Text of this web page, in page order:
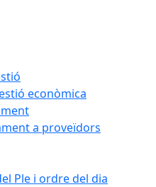
econòmica
a proveïdors
Ple i ordre del dia